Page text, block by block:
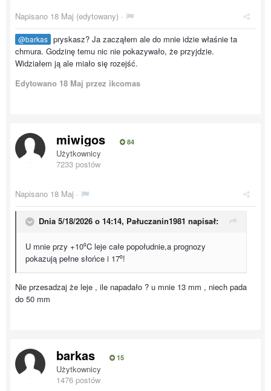
Napisano 18 Maj (edytowany) ·
@barkas pryskasz? Ja zacząłem ale do mnie idzie właśnie ta
chmura. Godzinę temu nic nie pokazywało, że przyjdzie.
Widziałem ją ale miało się rozejść.
Edytowano 18 Maj przez ikcomas
miwigos 84
Użytkownicy
7233 postów
Napisano 18 Maj ·
Dnia 5/18/2026 o 14:14, Pałuczanin1981 napisał:
U mnie przy +10⁰C leje całe popołudnie,a prognozy
pokazują pełne słońce i 17⁰!
Nie przesadzaj że leje , ile napadało ? u mnie 13 mm , niech pada
do 50 mm
barkas 15
Użytkownicy
1476 postów